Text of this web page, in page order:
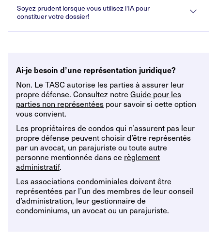
Soyez prudent lorsque vous utilisez l'IA pour
constituer votre dossier!
Ai-je besoin d’une représentation juridique?
Non. Le TASC autorise les parties à assurer leur
propre défense. Consultez notre Guide pour les
parties non représentées pour savoir si cette option
vous convient.
Les propriétaires de condos qui n’assurent pas leur
propre défense peuvent choisir d’être représentés
par un avocat, un parajuriste ou toute autre
personne mentionnée dans ce règlement
administratif.
Les associations condominiales doivent être
représentées par l’un des membres de leur conseil
d’administration, leur gestionnaire de
condominiums, un avocat ou un parajuriste.